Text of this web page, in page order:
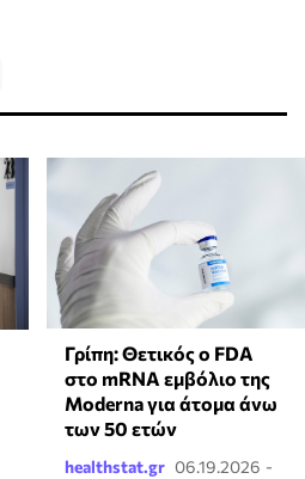
Γρίπη: Θετικός ο FDA
στο mRNA εμβόλιο της
Moderna για άτομα άνω
των 50 ετών
healthstat.gr 06.19.2026 -